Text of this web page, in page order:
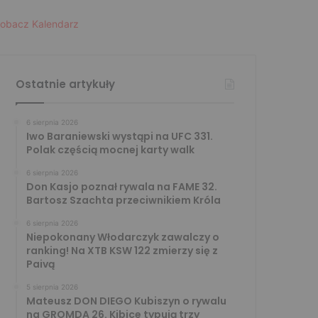
Kalendarz
Ostatnie artykuły
6 sierpnia 2026
Iwo Baraniewski wystąpi na UFC 331.
Polak częścią mocnej karty walk
6 sierpnia 2026
Don Kasjo poznał rywala na FAME 32.
Bartosz Szachta przeciwnikiem Króla
6 sierpnia 2026
Niepokonany Włodarczyk zawalczy o
ranking! Na XTB KSW 122 zmierzy się z
Paivą
5 sierpnia 2026
Mateusz DON DIEGO Kubiszyn o rywalu
na GROMDA 26. Kibice typują trzy